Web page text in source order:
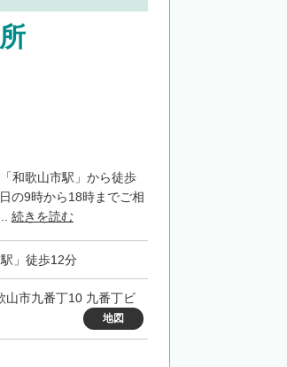
和歌山市駅」から徒歩
の9時から18時までご相
続きを読む
」徒歩12分
山市九番丁10 九番丁ビ
地図